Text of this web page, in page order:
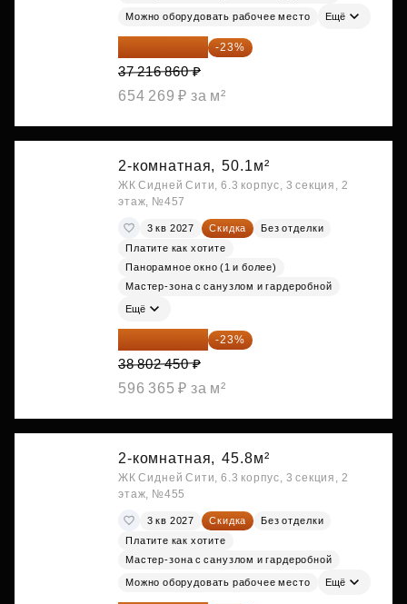
Можно оборудовать рабочее место Ещё
28 656 982 ₽ -23%
37 216 860 ₽
654 269 ₽ за м²
2-комнатная, 50.1м²
ЖК Сидней Сити, 6.3 корпус, 3 секция, 2
этаж, №457
3 кв 2027 Скидка
Без отделки
Платите как хотите
Панорамное окно (1 и более)
Мастер-зона с санузлом и гардеробной
Ещё
29 877 887 ₽ -23%
38 802 450 ₽
596 365 ₽ за м²
2-комнатная, 45.8м²
ЖК Сидней Сити, 6.3 корпус, 3 секция, 2
этаж, №455
3 кв 2027 Скидка
Без отделки
Платите как хотите
Мастер-зона с санузлом и гардеробной
Можно оборудовать рабочее место Ещё